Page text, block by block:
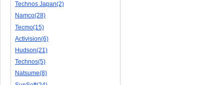
На Русском Языке(11)
Бокс(6)
Карате(11)
Избей Их Всех(22)
Мотокросс(4)
Реслинг(10)
Подводная Лодка(2)
Technos Japan(2)
Namco(28)
Tecmo(15)
Activision(6)
Hudson(21)
Technos(5)
Natsume(8)